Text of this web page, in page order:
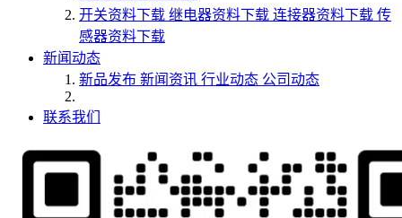
开关资料下载 继电器资料下载 连接器资料下载 传
感器资料下载
新闻动态
新品发布 新闻资讯 行业动态 公司动态
联系我们